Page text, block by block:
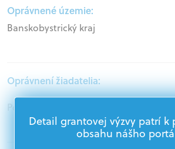
Oprávnené územie:
Banskobystrický kraj
Oprávnení žiadatelia:
Podnikatelia
Detail grantovej výzvy patrí k
obsahu nášho